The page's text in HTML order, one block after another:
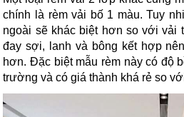
chính là rèm vải bố 1 màu. Tuy
ngoài sẽ khác biệt hơn so với
đay sợi, lanh và bông kết hợp
hơn. Đặc biệt mẫu rèm này có độ
trường và có giá thành khá rẻ so